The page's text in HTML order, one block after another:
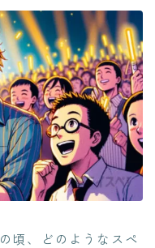
頃、どのようなスペ